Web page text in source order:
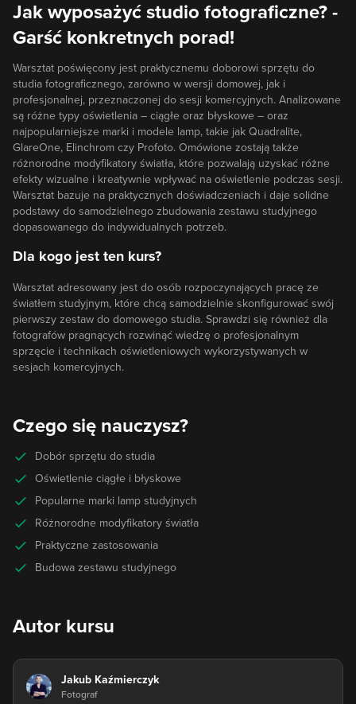
Jak wyposażyć studio fotograficzne? -
Garść konkretnych porad!
Warsztat poświęcony jest praktycznemu doborowi sprzętu do
studia fotograficznego, zarówno w wersji domowej, jak i
profesjonalnej, przeznaczonej do sesji komercyjnych. Analizowane
są różne typy oświetlenia – ciągłe oraz błyskowe – oraz
najpopularniejsze marki i modele lamp, takie jak Quadralite,
GlareOne, Elinchrom czy Profoto. Omówione zostają także
różnorodne modyfikatory światła, które pozwalają uzyskać różne
efekty wizualne i kreatywnie wpływać na oświetlenie podczas sesji.
Warsztat bazuje na praktycznych doświadczeniach i daje solidne
podstawy do samodzielnego zbudowania zestawu studyjnego
dopasowanego do indywidualnych potrzeb.
Dla kogo jest ten kurs?
Warsztat adresowany jest do osób rozpoczynających pracę ze
światłem studyjnym, które chcą samodzielnie skonfigurować swój
pierwszy zestaw do domowego studia. Sprawdzi się również dla
fotografów pragnących rozwinąć wiedzę o profesjonalnym
sprzęcie i technikach oświetleniowych wykorzystywanych w
sesjach komercyjnych.
Czego się nauczysz?
Dobór sprzętu do studia
Oświetlenie ciągłe i błyskowe
Popularne marki lamp studyjnych
Różnorodne modyfikatory światła
Praktyczne zastosowania
Budowa zestawu studyjnego
Autor kursu
Jakub Kaźmierczyk
Fotograf